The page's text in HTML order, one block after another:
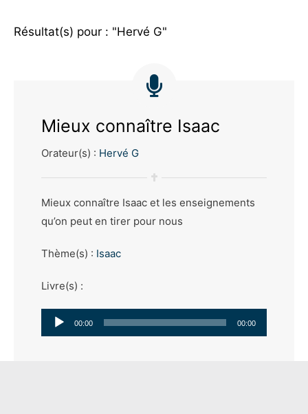
Résultat(s) pour : "Hervé G"
Mieux connaître Isaac
Orateur(s) : Hervé G
Mieux connaître Isaac et les enseignements
qu’on peut en tirer pour nous
Thème(s) : Isaac
Livre(s) :
Lecteur
00:00 00:00